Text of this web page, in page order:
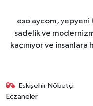
esolaycom, yepyeni
sadelik ve
kaçınıyor ve
Eskişehir Nöbetçi
Eczaneler